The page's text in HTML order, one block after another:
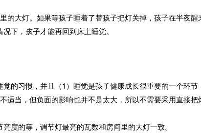
的大灯。如果等孩子睡着了替孩子把灯关掉，孩子在半夜
下，孩子才能再回到床上睡觉。
的习惯，并且（1）睡觉是孩子健康成长很重要的一个环
适当，但负面的影响也并不是太大，所以不需要采用直接把
度的等，调节灯最亮的瓦数和房间里的大灯一致。